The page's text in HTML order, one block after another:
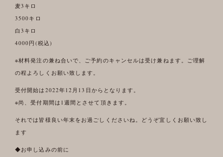
麦3キロ
3500キロ
白3キロ
4000円(税込)
※材料発注の兼ね合いで、ご予約のキャンセルは受け兼ねます。ご理解
の程よろしくお願い致します。
受付開始は2022年12月13日からとなります。
※尚、受付期間は1週間とさせて頂きます。
それでは皆様良い年末をお過ごしくださいね。どうぞ宜しくお願い致し
ます
◆お申し込みの前に